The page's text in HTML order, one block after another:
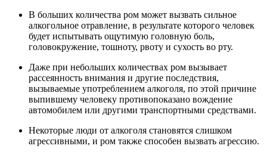
В больших количества ром может вызвать сильное
алкогольное отравление, в результате которого человек
будет испытывать ощутимую головную боль,
головокружение, тошноту, рвоту и сухость во рту.
Даже при небольших количествах ром вызывает
рассеянность внимания и другие последствия,
вызываемые употреблением алкоголя, по этой причине
выпившему человеку противопоказано вождение
автомобилем или другими транспортными средствами.
Некоторые люди от алкоголя становятся слишком
агрессивными, и ром также способен вызвать агрессию.